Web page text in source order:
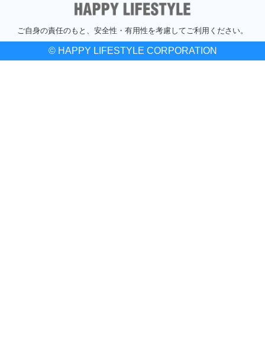
ご自身の責任のもと、安全性・有用性を考慮してご利用ください。
© HAPPY LIFESTYLE CORPORATION